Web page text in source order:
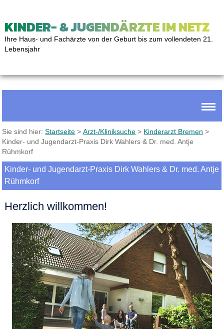
KINDER- & JUGENDÄRZTE IM NETZ
Ihre Haus- und Fachärzte von der Geburt bis zum vollendeten 21.
Lebensjahr
Sie sind hier:Startseite >Arzt-/Kliniksuche > Kinderarzt Bremen >
Kinder- und Jugendarzt-Praxis Dirk Wahlers & Dr. med. Antje
Rühmkorf
Kinder- und Jugendarzt-Praxis Dirk Wahlers & Dr. med. Antje
Rühmkorf
Herzlich willkommen!